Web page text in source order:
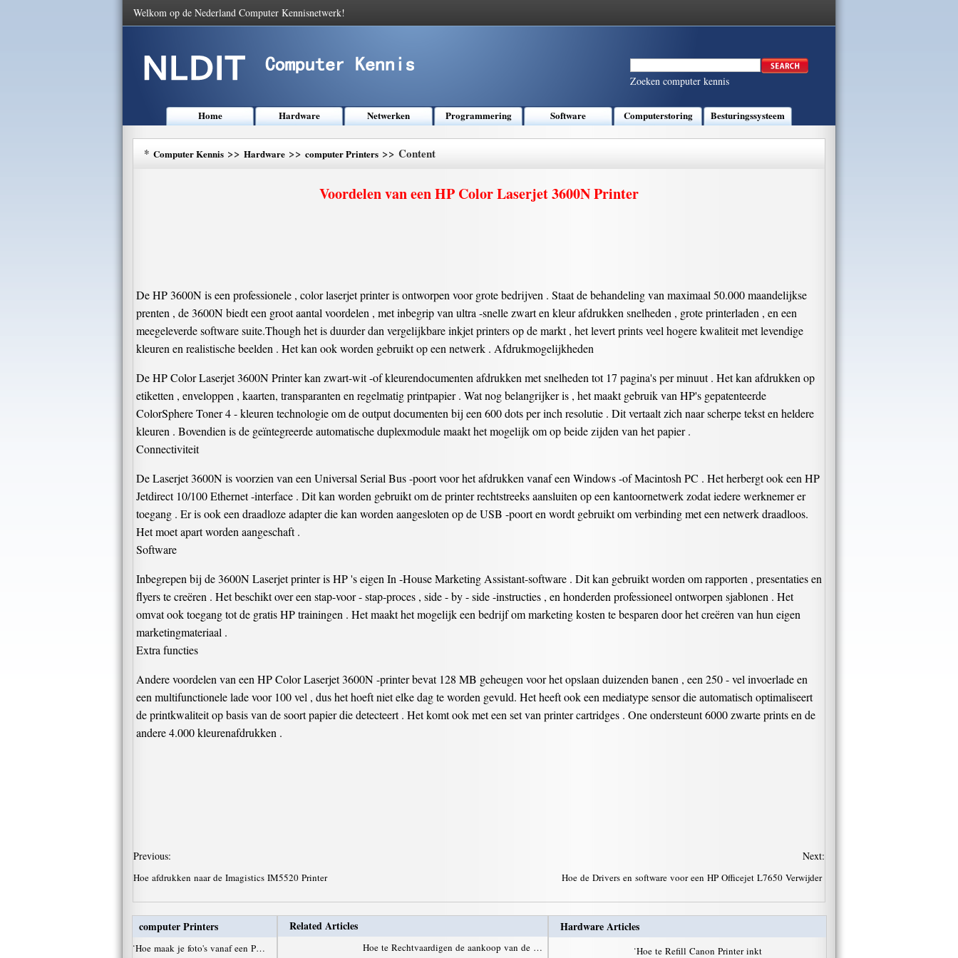
Welkom op de Nederland Computer Kennisnetwerk!
Zoeken computer kennis
Home Hardware Netwerken Programmering Software Computerstoring Besturingssysteem
* Computer Kennis >> Hardware >> computer Printers >> Content
Voordelen van een HP Color Laserjet 3600N Printer
De HP 3600N is een professionele , color laserjet printer is ontworpen voor grote bedrijven . Staat de behandeling van maximaal 50.000 maandelijkse
prenten , de 3600N biedt een groot aantal voordelen , met inbegrip van ultra -snelle zwart en kleur afdrukken snelheden , grote printerladen , en een
meegeleverde software suite.Though het is duurder dan vergelijkbare inkjet printers op de markt , het levert prints veel hogere kwaliteit met levendige
kleuren en realistische beelden . Het kan ook worden gebruikt op een netwerk . Afdrukmogelijkheden
De HP Color Laserjet 3600N Printer kan zwart-wit -of kleurendocumenten afdrukken met snelheden tot 17 pagina's per minuut . Het kan afdrukken op
etiketten , enveloppen , kaarten, transparanten en regelmatig printpapier . Wat nog belangrijker is , het maakt gebruik van HP's gepatenteerde
ColorSphere Toner 4 - kleuren technologie om de output documenten bij een 600 dots per inch resolutie . Dit vertaalt zich naar scherpe tekst en heldere
kleuren . Bovendien is de geïntegreerde automatische duplexmodule maakt het mogelijk om op beide zijden van het papier .
Connectiviteit
De Laserjet 3600N is voorzien van een Universal Serial Bus -poort voor het afdrukken vanaf een Windows -of Macintosh PC . Het herbergt ook een HP
Jetdirect 10/100 Ethernet -interface . Dit kan worden gebruikt om de printer rechtstreeks aansluiten op een kantoornetwerk zodat iedere werknemer er
toegang . Er is ook een draadloze adapter die kan worden aangesloten op de USB -poort en wordt gebruikt om verbinding met een netwerk draadloos.
Het moet apart worden aangeschaft .
Software
Inbegrepen bij de 3600N Laserjet printer is HP 's eigen In -House Marketing Assistant-software . Dit kan gebruikt worden om rapporten , presentaties en
flyers te creëren . Het beschikt over een stap-voor - stap-proces , side - by - side -instructies , en honderden professioneel ontworpen sjablonen . Het
omvat ook toegang tot de gratis HP trainingen . Het maakt het mogelijk een bedrijf om marketing kosten te besparen door het creëren van hun eigen
marketingmateriaal .
Extra functies
Andere voordelen van een HP Color Laserjet 3600N -printer bevat 128 MB geheugen voor het opslaan duizenden banen , een 250 - vel invoerlade en
een multifunctionele lade voor 100 vel , dus het hoeft niet elke dag te worden gevuld. Het heeft ook een mediatype sensor die automatisch optimaliseert
de printkwaliteit op basis van de soort papier die detecteert . Het komt ook met een set van printer cartridges . One ondersteunt 6000 zwarte prints en de
andere 4.000 kleurenafdrukken .
Previous:
Hoe afdrukken naar de Imagistics IM5520 Printer
Next:
Hoe de Drivers en software voor een HP Officejet L7650 Verwijder
computer Printers
·Hoe maak je foto's vanaf een P…
Related Articles
Hoe te Rechtvaardigen de aankoop van de …
Hardware Articles
·Hoe te Refill Canon Printer inkt